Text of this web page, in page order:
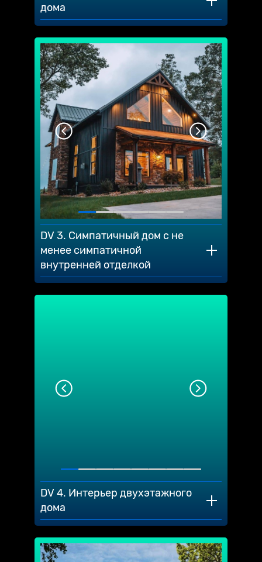
дома
DV 3. Симпатичный дом с не
менее симпатичной
внутренней отделкой
DV 4. Интерьер двухэтажного
дома